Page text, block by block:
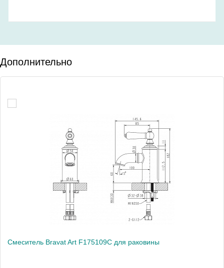
Дополнительно
Смеситель Bravat Art F175109C для раковины